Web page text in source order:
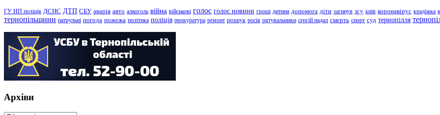
ГУ НП поліція ДСНС ДТП СБУ аварія авто алкоголь війна військові голос голос новини гроші дитина допомога діти загинув зсу київ коронавірус крадіжка
тернопільщини патрульні погода пожежа політика поліція прокуратура ремонт розшук росія рятувальники сергій надал смерть спорт суд тернопілля
Архіви